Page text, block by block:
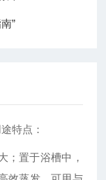
”
特点：
；置于浴槽中，